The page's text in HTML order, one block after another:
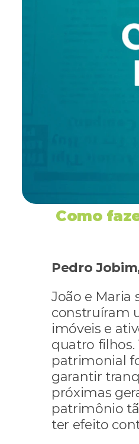
Como
Pedro
João e Maria
construíram
imóveis e
quatro filhos.
patrimonial
garantir
próximas
patrimônio
ter efeito